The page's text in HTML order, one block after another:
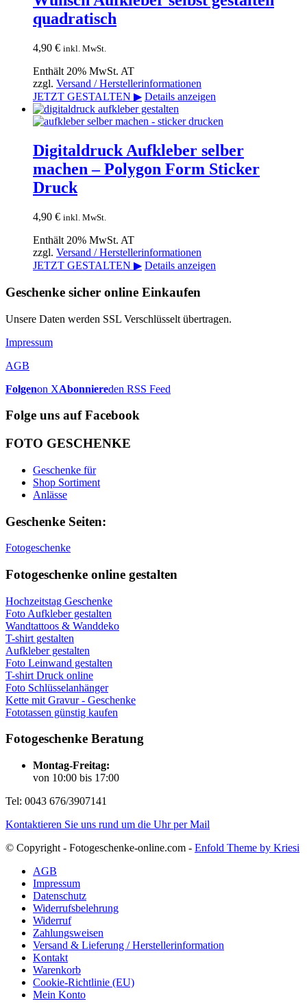
quadratisch
4,90 € inkl. MwSt.
Enthält 20% MwSt. AT
zzgl. Versand / Herstellerinformationen
JETZT GESTALTEN ▶ Details anzeigen
Digitaldruck Aufkleber selber
machen – Polygon Form Sticker
Druck
4,90 € inkl. MwSt.
Enthält 20% MwSt. AT
zzgl. Versand / Herstellerinformationen
JETZT GESTALTEN ▶ Details anzeigen
Geschenke sicher online Einkaufen
Unsere Daten werden SSL Verschlüsselt übertragen.
Impressum
AGB
Folgenon XAbonniereden RSS Feed
Folge uns auf Facebook
FOTO GESCHENKE
Geschenke für
Shop Sortiment
Anlässe
Geschenke Seiten:
Fotogeschenke
Fotogeschenke online gestalten
Hochzeitstag Geschenke
Foto Aufkleber gestalten
Wandtattoos & Wanddeko
T-shirt gestalten
Aufkleber gestalten
Foto Leinwand gestalten
T-shirt Druck online
Foto Schlüsselanhänger
Kette mit Gravur - Geschenke
Fototassen günstig kaufen
Fotogeschenke Beratung
Montag-Freitag:
von 10:00 bis 17:00
Tel: 0043 676/3907141
Kontaktieren Sie uns rund um die Uhr per Mail
© Copyright - Fotogeschenke-online.com - Enfold Theme by Kriesi
AGB
Impressum
Datenschutz
Widerrufsbelehrung
Widerruf
Zahlungsweisen
Versand & Lieferung / Herstellerinformation
Kontakt
Warenkorb
Cookie-Richtlinie (EU)
Mein Konto